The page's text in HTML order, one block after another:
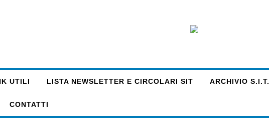
UTILI LISTA NEWSLETTER E CIRCOLARI SIT ARCHIVIO S.I.T.
CONTATTI